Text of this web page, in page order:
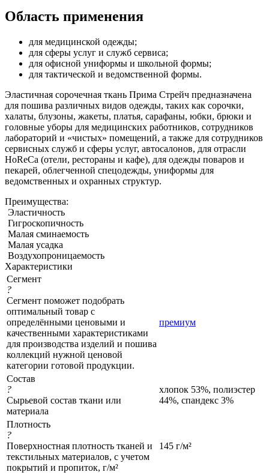
Область применения
для медицинской одежды;
для сферы услуг и служб сервиса;
для офисной униформы и школьной формы;
для тактической и ведомственной формы.
Эластичная сорочечная ткань Прима Стрейч предназначена
для пошива различных видов одежды, таких как сорочки,
халаты, блузоны, жакеты, платья, сарафаны, юбки, брюки и
головные уборы для медицинских работников, сотрудников
лабораторий и «чистых» помещений, а также для сотрудников
сервисных служб и сферы услуг, автосалонов, для отрасли
HoReCa (отели, рестораны и кафе), для одежды поваров и
пекарей, облегченной спецодежды, униформы для
ведомственных и охранных структур.
Преимущества:
Эластичность
Гигроскопичность
Малая сминаемость
Малая усадка
Воздухопроницаемость
Характеристики
Сегмент
?
Сегмент поможет подобрать
оптимальный товар с
определёнными ценовыми и
качественными характеристиками
для производства изделий и пошива
коллекций нужной ценовой
категории готовой продукции.
премиум
Состав
?
Сырьевой состав ткани или
материала
хлопок 53%, полиэстер
44%, спандекс 3%
Плотность
?
Поверхностная плотность тканей и
текстильных материалов, с учетом
покрытий и пропиток, г/м²
145 г/м²